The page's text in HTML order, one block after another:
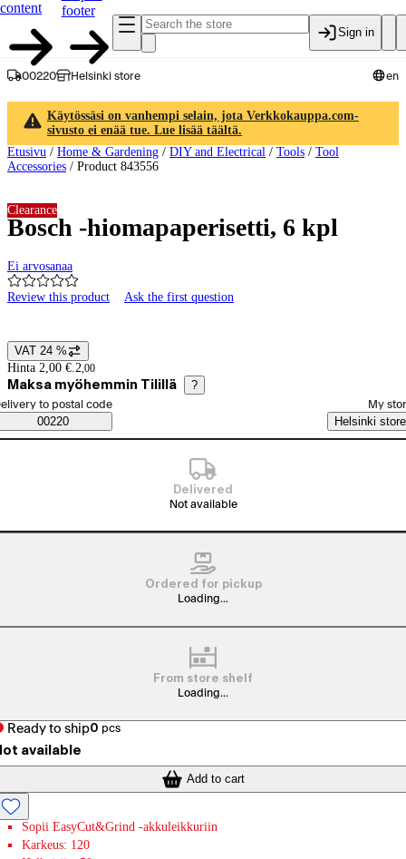
content
footer
Sign in
00220 Helsinki store en
Käytössäsi on vanhempi selain, jota Verkkokauppa.com-
sivusto ei enää tue. Lue lisää täältä.
Etusivu / Home & Gardening / DIY and Electrical / Tools / Tool
Accessories / Product 843556
Bosch -hiomapaperisetti, 6 kpl
Ei arvosanaa
Review this product Ask the first question
Clearance
Price details
VAT 24 %
Hinta 2,00 €. 2,00
Maksa myöhemmin Tilillä ?
Saatavuustiedot
order method
to postal code
00220
My
Helsinki store
Delivered
Not available
Ordered for pickup
Loading...
From store shelf
Loading...
Ready to ship0 pcs
available
Add to cart
Sopii EasyCut&Grind -akkuleikkuriin
Karkeus: 120